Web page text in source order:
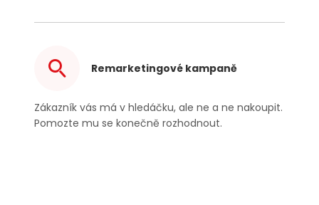
Remarketingové kampaně
Zákazník vás má v hledáčku, ale ne a ne nakoupit.
Pomozte mu se konečně rozhodnout.